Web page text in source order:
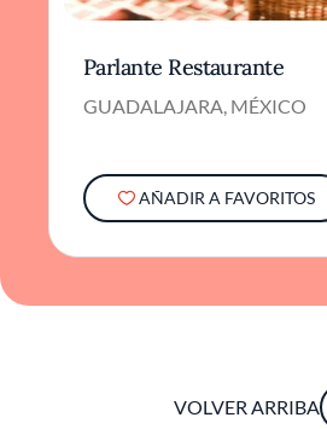
Parlante Restaurante
GUADALAJARA, MÉXICO
AÑADIR A FAVORITOS
VOLVER ARRIBA